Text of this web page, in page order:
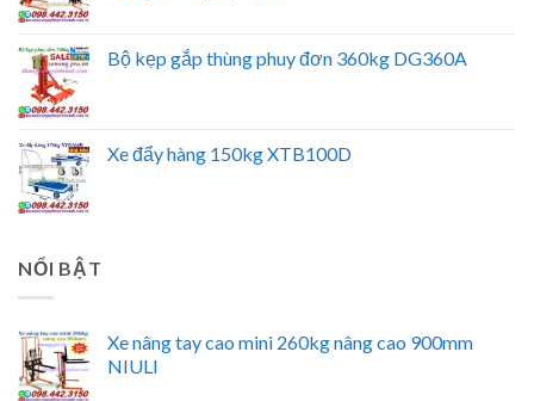
Bộ kẹp gắp thùng phuy đơn 360kg DG360A
Xe đẩy hàng 150kg XTB100D
NỔI BẬT
Xe nâng tay cao mini 260kg nâng cao 900mm
NIULI